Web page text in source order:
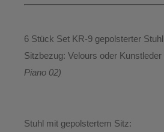
6 Stück Set KR-9 gepolsterter Stuhl
Sitzbezug: Velours oder Kunstleder
Piano 02)
Stuhl mit gepolstertem Sitz: